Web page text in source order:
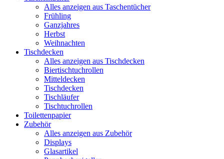
Alles anzeigen aus Taschentücher
Frühling
Ganzjahres
Herbst
Weihnachten
Tischdecken
Alles anzeigen aus Tischdecken
Biertischtuchrollen
Mitteldecken
Tischdecken
Tischläufer
Tischtuchrollen
Toilettenpapier
Zubehör
Alles anzeigen aus Zubehör
Displays
Glasartikel